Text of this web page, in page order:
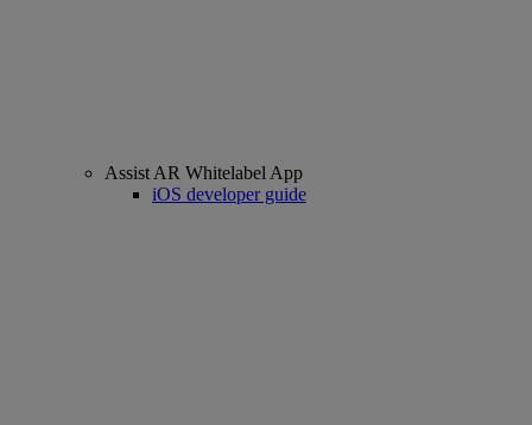
Assist AR Whitelabel App
iOS developer guide